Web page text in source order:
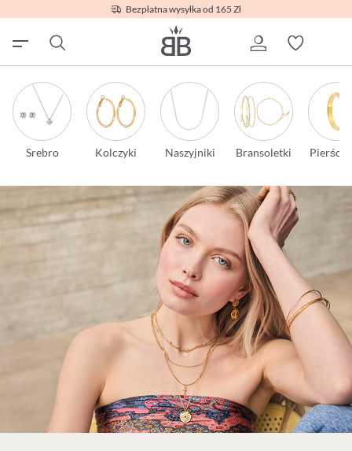
Bezpłatna wysyłka od 165 Zł
Srebro Kolczyki Naszyjniki Bransoletki